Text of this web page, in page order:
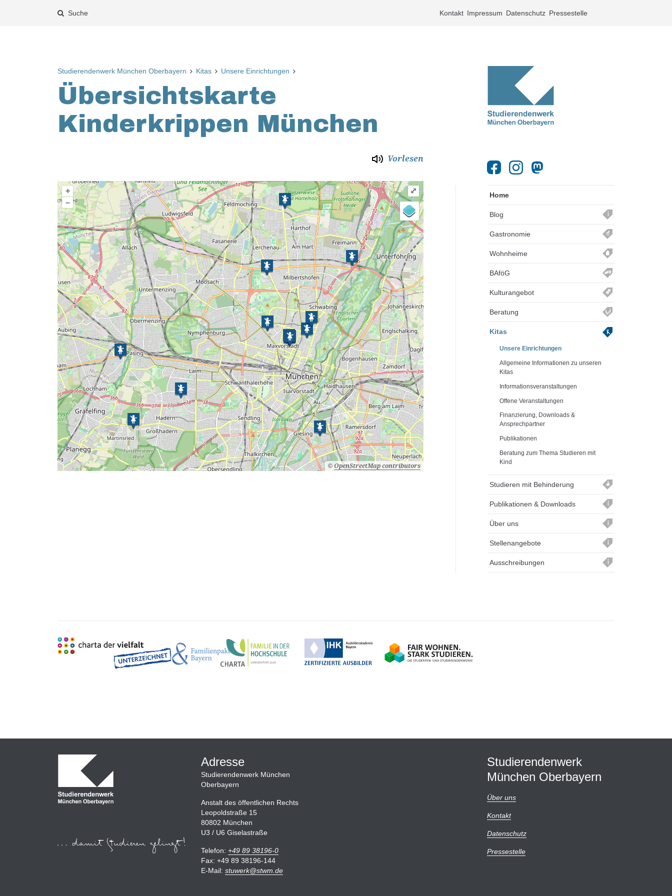
Kontakt Impressum Datenschutz Pressestelle
Suche
Studierendenwerk München Oberbayern Kitas Unsere Einrichtungen
Übersichtskarte
Kinderkrippen München
Vorlesen
© OpenStreetMap contributors
+
–
⤢
Home
Blog
Gastronomie
Wohnheime
BAföG
Kulturangebot
Beratung
Kitas
Unsere Einrichtungen
Allgemeine Informationen zu unseren
Kitas
Informationsveranstaltungen
Offene Veranstaltungen
Finanzierung, Downloads &
Ansprechpartner
Publikationen
Beratung zum Thema Studieren mit
Kind
Studieren mit Behinderung
Publikationen & Downloads
Über uns
Stellenangebote
Ausschreibungen
Adresse
Studierendenwerk München
Oberbayern
Anstalt des öffentlichen Rechts
Leopoldstraße 15
80802 München
U3 / U6 Giselastraße
Telefon: +49 89 38196-0
Fax: +49 89 38196-144
E-Mail: stuwerk@stwm.de
Studierendenwerk
München Oberbayern
Über uns
Kontakt
Datenschutz
Pressestelle